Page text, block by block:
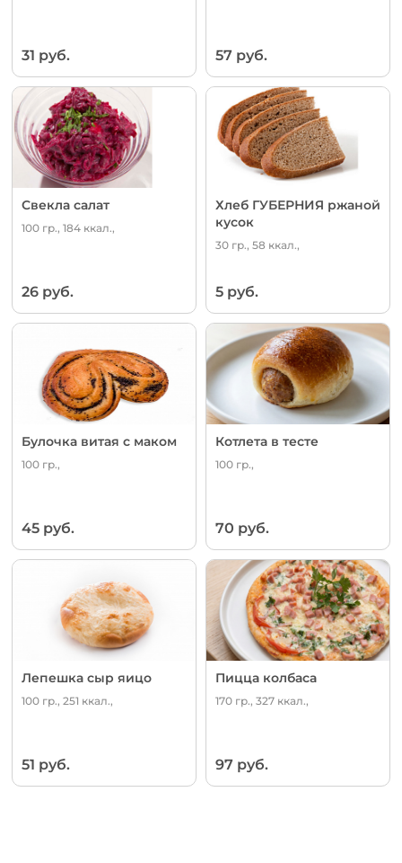
31 руб. 57 руб.
Свекла салат
100 гр., 184 ккал.,
26 руб.
Хлеб ГУБЕРНИЯ ржаной
кусок
30 гр., 58 ккал.,
5 руб.
Булочка витая с маком
100 гр.,
45 руб.
Котлета в тесте
100 гр.,
70 руб.
Лепешка сыр яицо
100 гр., 251 ккал.,
51 руб.
Пицца колбаса
170 гр., 327 ккал.,
97 руб.